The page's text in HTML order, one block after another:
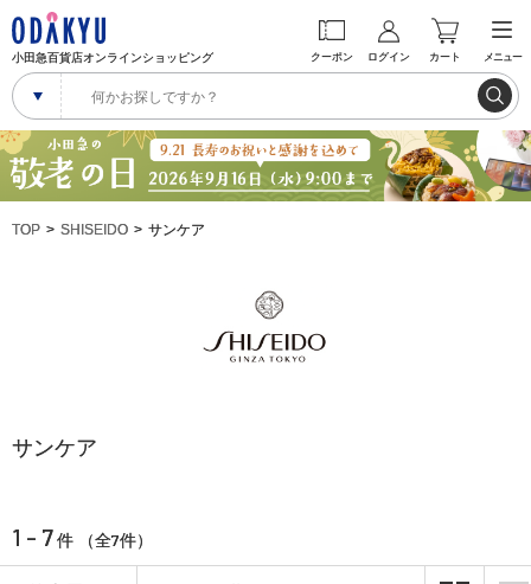
小田急百貨店オンラインショッピング クーポン ログイン カート メニュー
TOP SHISEIDO サンケア
サンケア
1 - 7件 （全7件）